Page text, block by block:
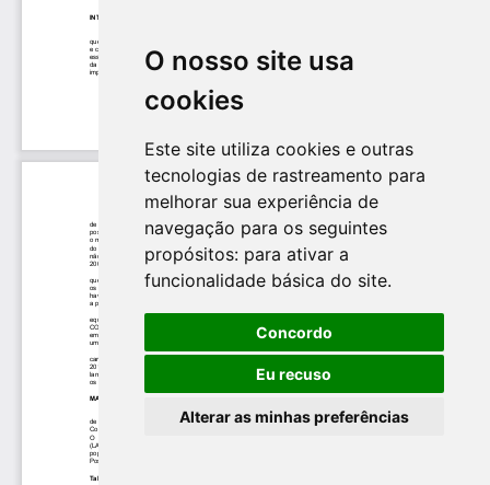
O nosso site usa
cookies
Este site utiliza cookies e outras
tecnologias de rastreamento para
melhorar sua experiência de
navegação para os seguintes
propósitos: para ativar a
funcionalidade básica do site.
Concordo
Eu recuso
Alterar as minhas preferências